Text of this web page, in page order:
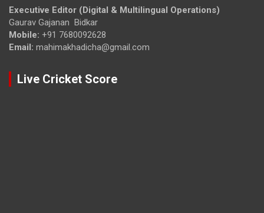
Executive Editor (Digital & Multilingual Operations)
Gaurav Gajanan Bidkar
Mobile: +91 7680092628
Email: mahimakhadicha@gmail.com
Live Cricket Score